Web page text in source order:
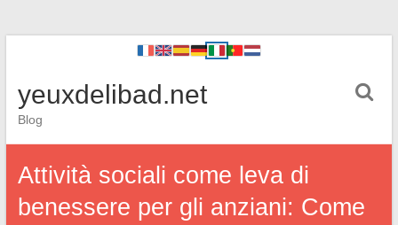
yeuxdelibad.net
Blog
Attività sociali come leva di
benessere per gli anziani: Come